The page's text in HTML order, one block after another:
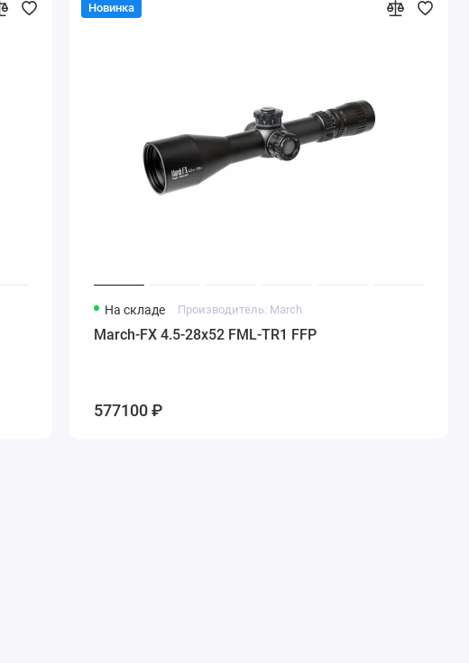
Новинка
На складе Производитель: March
March-FX 4.5-28x52 FML-TR1 FFP
577100 ₽